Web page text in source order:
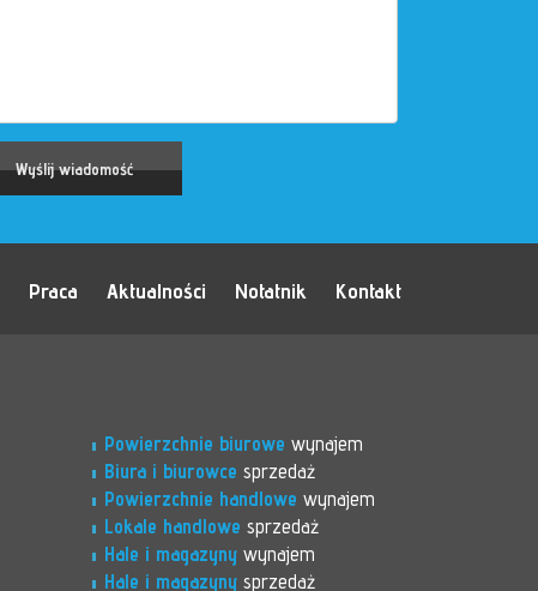
Praca Aktualności Notatnik Kontakt
Powierzchnie biurowe wynajem
Biura i biurowce sprzedaż
Powierzchnie handlowe wynajem
Lokale handlowe sprzedaż
Hale i magazyny wynajem
Hale i magazyny sprzedaż